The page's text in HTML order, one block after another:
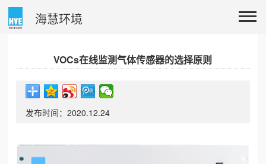
海慧环境
VOCs在线监测气体传感器的选择原则
发布时间：2020.12.24